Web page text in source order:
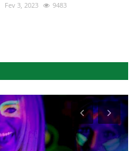
Fev 3, 2023 9483